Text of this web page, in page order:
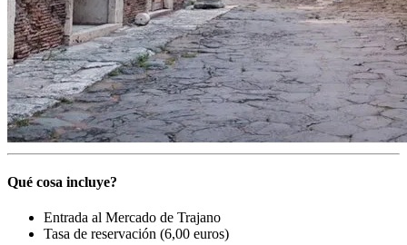
Qué cosa incluye?
Entrada al Mercado de Trajano
Tasa de reservación (6,00 euros)